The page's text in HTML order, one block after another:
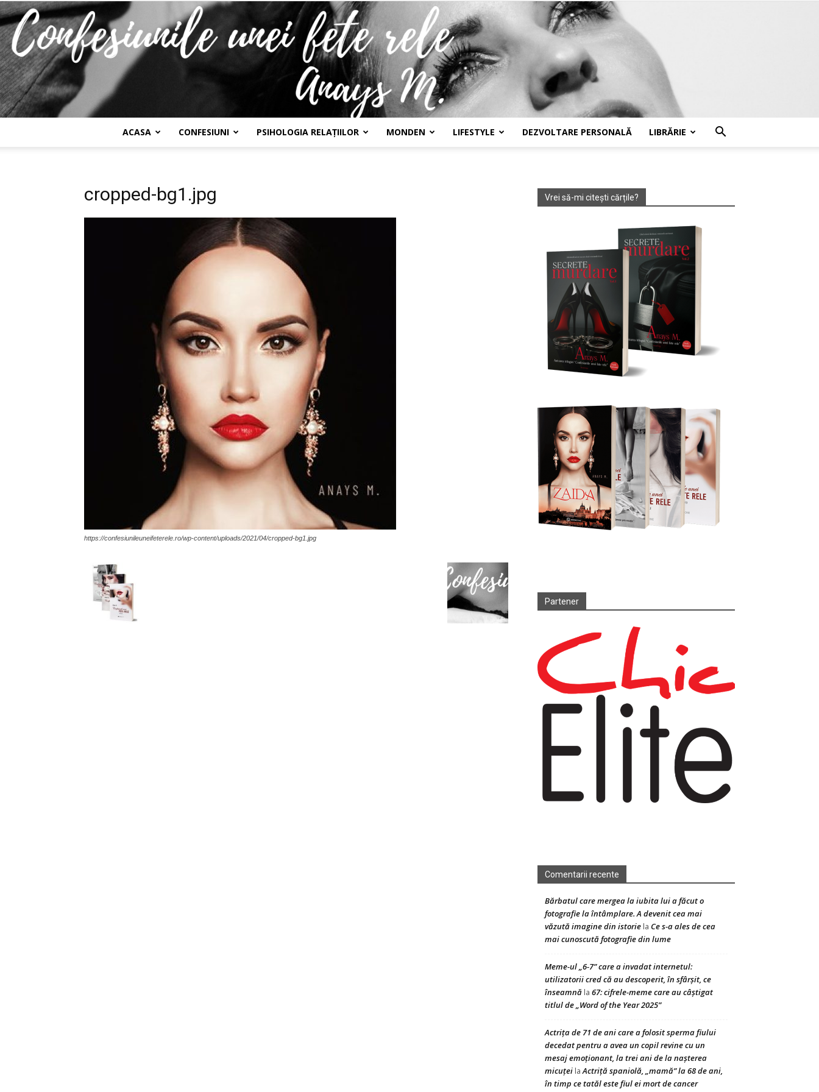
ACASA CONFESIUNI PSIHOLOGIA RELAȚIILOR MONDEN LIFESTYLE DEZVOLTARE PERSONALĂ LIBRĂRIE
cropped-bg1.jpg
https://confesiunileuneifeterele.ro/wp-content/uploads/2021/04/cropped-bg1.jpg
Vrei să-mi citești cărțile?
Partener
Comentarii recente
Bărbatul care mergea la iubita lui a făcut o
fotografie la întâmplare. A devenit cea mai
văzută imagine din istorie la Ce s-a ales de cea
mai cunoscută fotografie din lume
Meme-ul „6-7” care a invadat internetul:
utilizatorii cred că au descoperit, în sfârșit, ce
înseamnă la 67: cifrele-meme care au câștigat
titlul de „Word of the Year 2025”
Actrița de 71 de ani care a folosit sperma fiului
decedat pentru a avea un copil revine cu un
mesaj emoționant, la trei ani de la nașterea
micuței laActriță spaniolă, „mamă” la 68 de ani,
în timp ce tatăl este fiul ei mort de cancer